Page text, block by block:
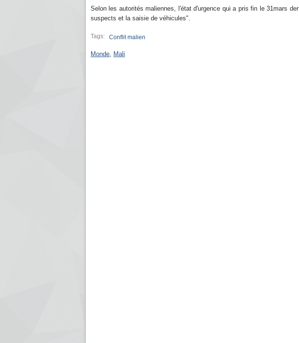
Selon les autorités maliennes, l'état d'urgence qui a pris fin le 31mars
suspects et la saisie de véhicules".
Tags: Conflit malien
Monde, Mali